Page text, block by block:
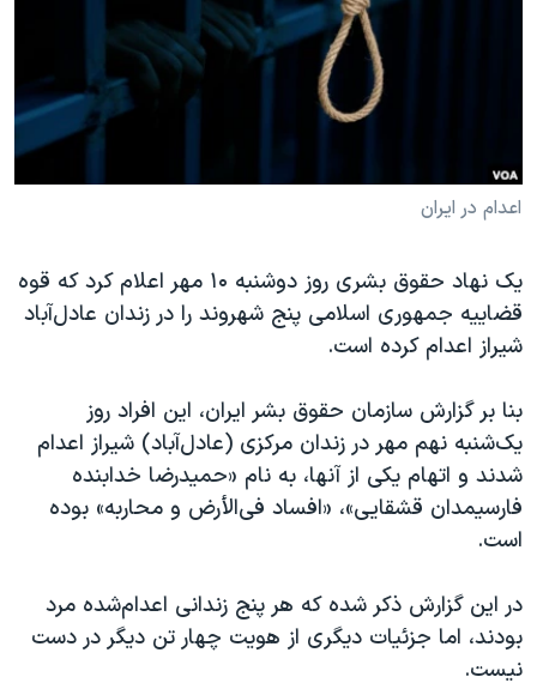
حقوق شهروندی
آرشیو پخش زنده
انتخابات ریاست جمهوری آمریکا ۲۰۲۴
حمله جمهوری اسلامی به اسرائیل
مجموعه مستندهای دادخواهی
تریبونال مردمی آبان ۹۸
چهل سال گروگان‌گیری
قانون شفافیت دارائی کادر رهبری ایران
اعتراضات مردمی آبان ۹۸
اسرائیل در جنگ
همایش محافظه‌کاران آمریکا «سی‌پک»
صفحه‌های ویژه
زبانهای مختلف
اعدام در ایران
یک نهاد حقوق بشری روز دوشنبه ۱۰ مهر اعلام کرد که قوه
قضاییه جمهوری اسلامی پنج شهروند را در زندان عادل‌آباد
شیراز اعدام کرده است.
بنا بر گزارش سازمان حقوق بشر ایران، این افراد روز
یک‌شنبه نهم مهر در زندان مرکزی (عادل‌آباد) شیراز اعدام
شدند و اتهام یکی از آنها، به نام «حمیدرضا خدابنده
فارسیمدان قشقایی»، «افساد فی‌الأرض و محاربه» بوده
است.
در این گزارش ذکر شده که هر پنج زندانی اعدام‌شده مرد
بودند، اما جزئیات دیگری از هویت چهار تن دیگر در دست
نیست.